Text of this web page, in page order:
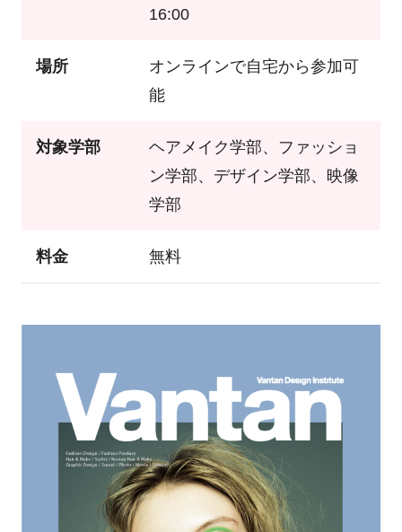
16:00
場所
オンラインで自宅から参加可
能
対象学部
ヘアメイク学部、ファッショ
ン学部、デザイン学部、映像
学部
料金 無料